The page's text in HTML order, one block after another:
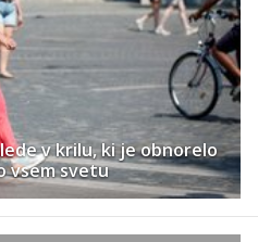
v krilu, ki je obnorelo
vsem svetu